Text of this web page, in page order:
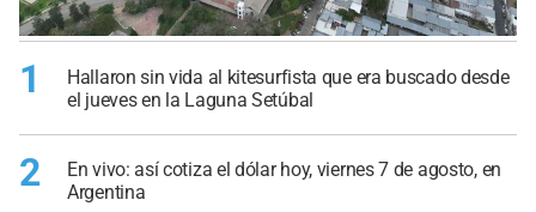
1
Hallaron sin vida al kitesurfista que era buscado desde
el jueves en la Laguna Setúbal
2
En vivo: así cotiza el dólar hoy, viernes 7 de agosto, en
Argentina